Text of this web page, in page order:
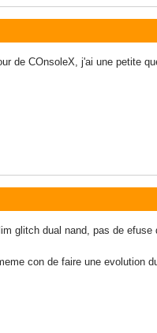
de COnsoleX, j'ai une petite
glitch dual nand, pas de
con de faire une evolution